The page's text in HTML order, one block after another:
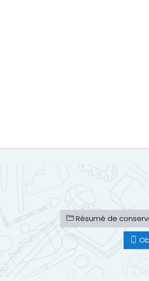
Résumé de